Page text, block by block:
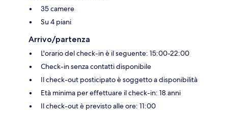
35 camere
Su 4 piani
Arrivo/partenza
L'orario del check-in è il seguente: 15:00-22:00
Check-in senza contatti disponibile
Il check-out posticipato è soggetto a disponibilità
Età minima per effettuare il check-in: 18 anni
Il check-out è previsto alle ore: 11:00